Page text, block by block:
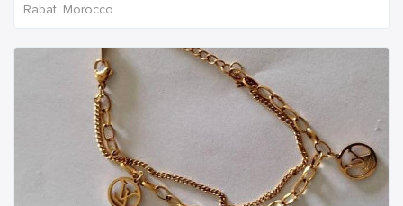
Rabat, Morocco